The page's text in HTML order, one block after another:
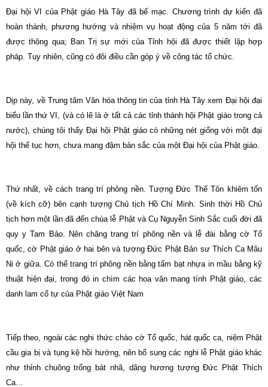
Đại hội VI của Phật giáo Hà Tây đã bế mạc. Chương trình dự kiến đã
hoàn thành, phương hướng và nhiệm vụ hoạt động của 5 năm tới đã
được thông qua; Ban Trị sự mới của Tỉnh hội đã được thiết lập hợp
pháp. Tuy nhiên, cũng có đôi điều cần góp ý về công tác tổ chức.
Dịp này, về Trung tâm Văn hóa thông tin của tỉnh Hà Tây xem Đại hội đại
biểu lần thứ VI, (và có lẽ là ở tất cả các tỉnh thành hội Phật giáo trong cả
nước), chúng tôi thấy Đại hội Phật giáo có những nét giống với một đại
hội thế tục hơn, chưa mang đậm bản sắc của một Đại hội của Phật giáo.
Thứ nhất, về cách trang trí phông nền. Tượng Đức Thế Tôn khiêm tốn
(về kích cỡ) bên cạnh tượng Chủ tịch Hồ Chí Minh. Sinh thời Hồ Chủ
tịch hơn một lần đã đến chùa lễ Phật và Cụ Nguyễn Sinh Sắc cuối đời đã
quy y Tam Bảo. Nên chăng trang trí phông nền và lễ đài bằng cờ Tổ
quốc, cờ Phật giáo ở hai bên và tượng Đức Phật Bản sư Thích Ca Mâu
Ni ở giữa. Có thể trang trí phông nền bằng tấm bạt nhựa in mầu bằng kỹ
thuật hiện đại, trong đó in chìm các hoa văn mang tính Phật giáo, các
danh lam cổ tự của Phật giáo Việt Nam
Tiếp theo, ngoài các nghi thức chào cờ Tổ quốc, hát quốc ca, niệm Phật
cầu gia bị và tụng kệ hồi hướng, nên bổ sung các nghi lễ Phật giáo khác
như thỉnh chuông trống bát nhã, dâng hương tượng Đức Phật Thích
Ca…